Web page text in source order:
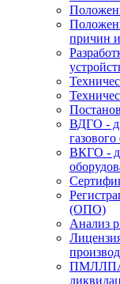
причин
ВДГО -
ВКГО -
(ОПО)
Анализ
ПМЛЛПА